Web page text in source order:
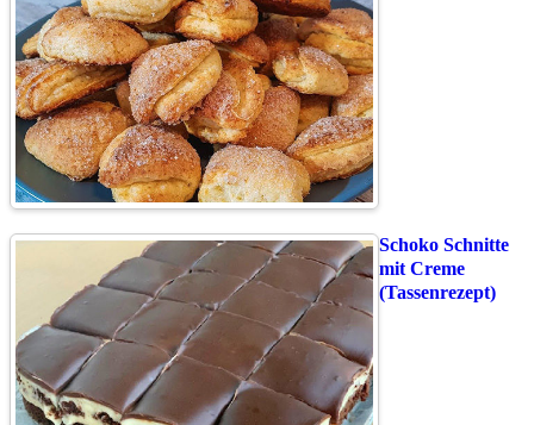
Schoko Schnitte
mit Creme
(Tassenrezept)